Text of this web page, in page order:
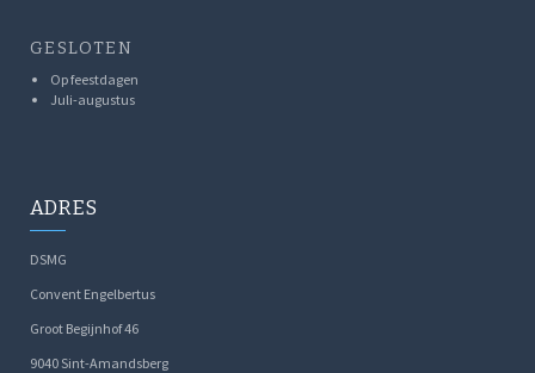
GESLOTEN
Op feestdagen
Juli-augustus
ADRES
DSMG
Convent Engelbertus
Groot Begijnhof 46
9040 Sint-Amandsberg